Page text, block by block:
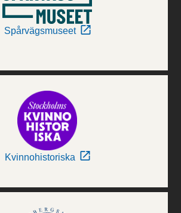
Spårvägsmuseet
Kvinnohistoriska